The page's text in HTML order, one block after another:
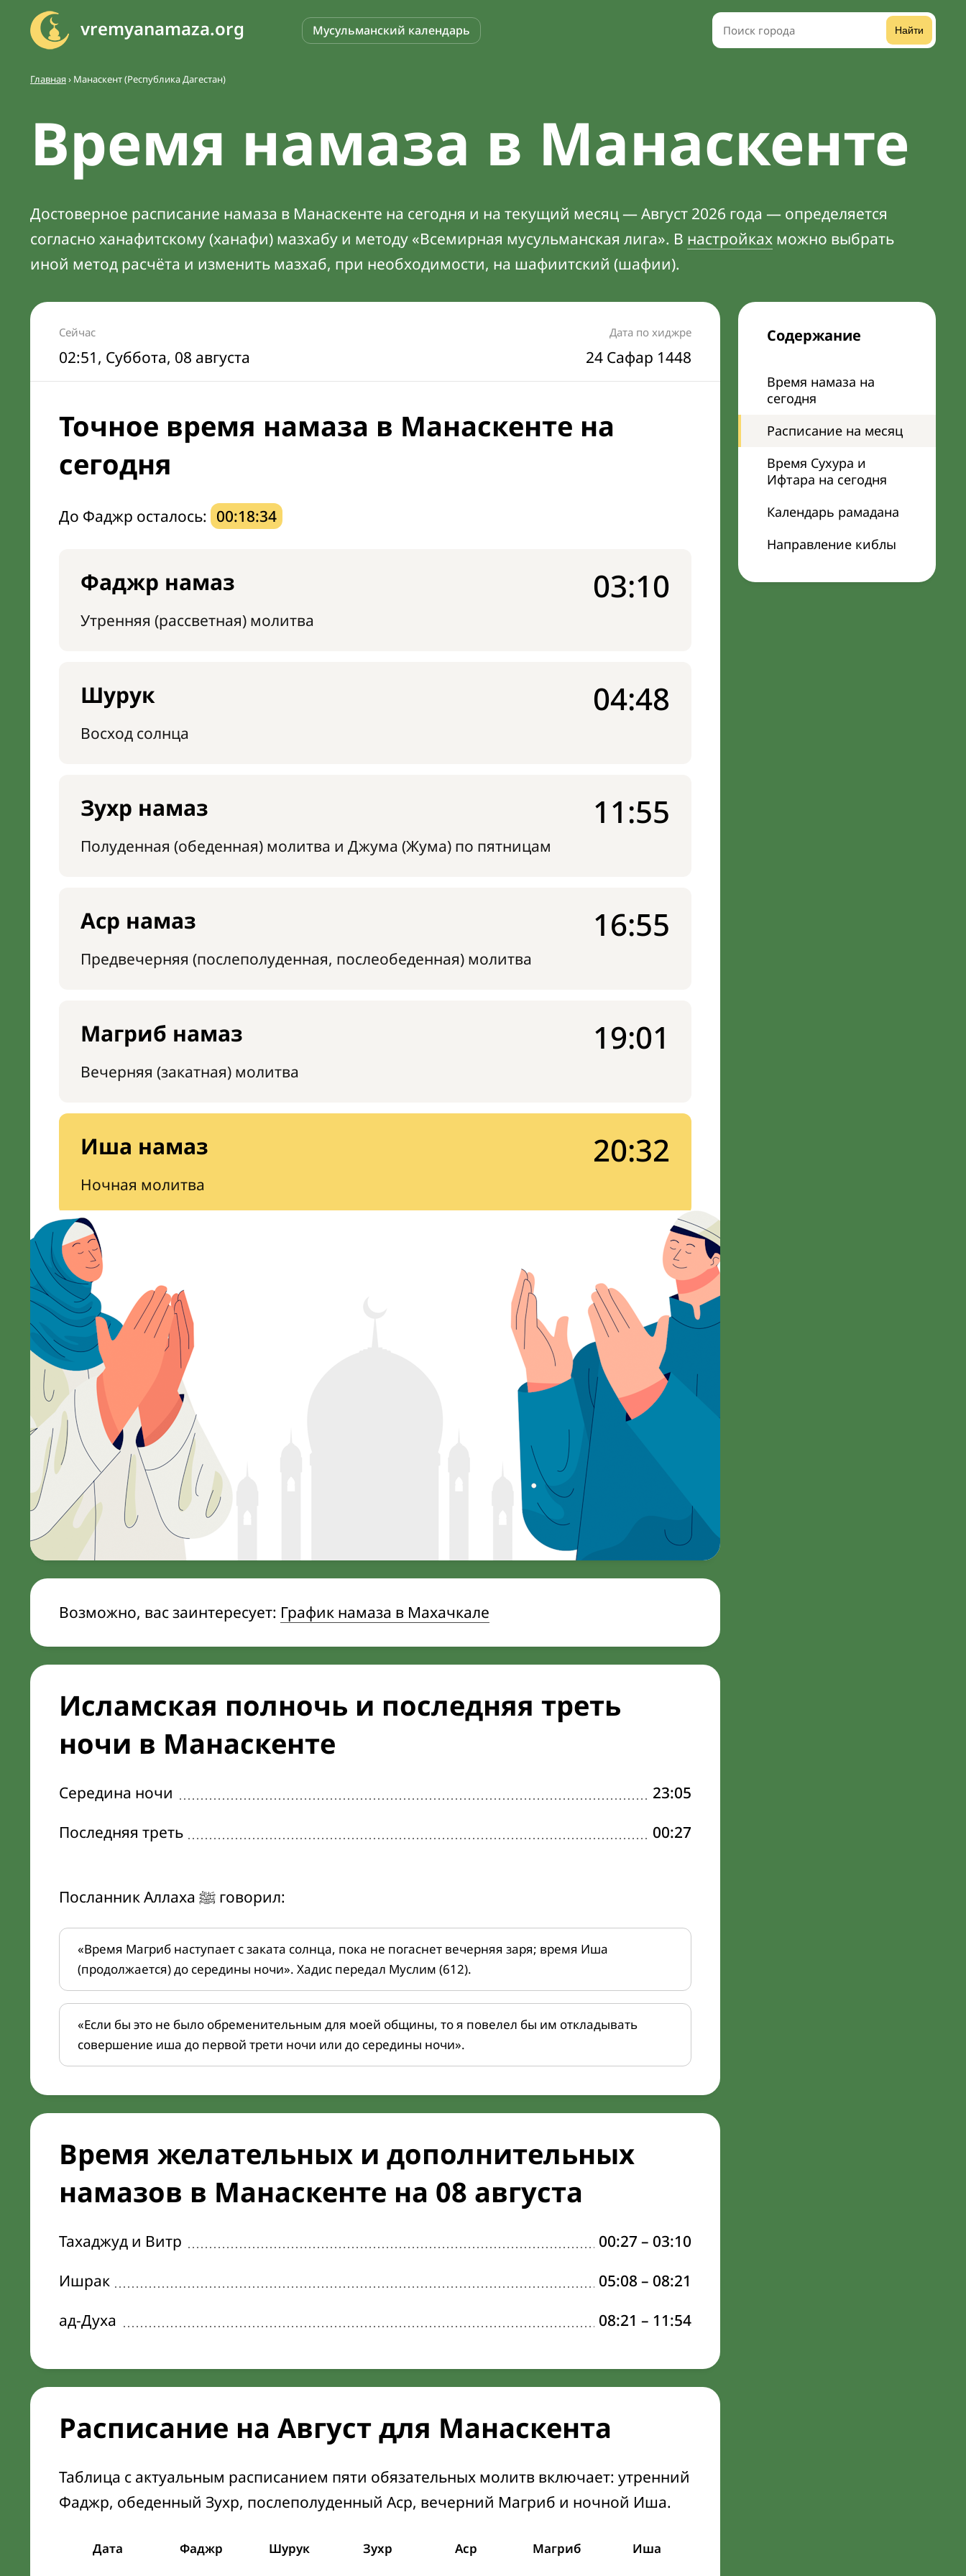
vremyanamaza.org Мусульманский календарь Найти
Главная› Манаскент (Республика Дагестан)
Время намаза в Манаскенте
Достоверное расписание намаза в Манаскенте на сегодня и на текущий месяц — Август 2026 года — определяется
согласно ханафитскому (ханафи) мазхабу и методу «Всемирная мусульманская лига». В настройках можно выбрать
иной метод расчёта и изменить мазхаб, при необходимости, на шафиитский (шафии).
Содержание
Время намаза на
сегодня
Расписание на месяц
Время Сухура и
Ифтара на сегодня
Календарь рамадана
Направление киблы
Сейчас
02:51, Суббота, 08 августа
Дата по хиджре
24 Сафар 1448
Точное время намаза в Манаскенте на
сегодня
До Фаджр осталось: 00:18:33
Фаджр намаз
Утренняя (рассветная) молитва
03:10
Шурук
Восход солнца
04:48
Зухр намаз
Полуденная (обеденная) молитва и Джума (Жума) по пятницам
11:55
Аср намаз
Предвечерняя (послеполуденная, послеобеденная) молитва
16:55
Магриб намаз
Вечерняя (закатная) молитва
19:01
Иша намаз
Ночная молитва
20:32
Возможно, вас заинтересует: График намаза в Махачкале
Исламская полночь и последняя треть
ночи в Манаскенте
Середина ночи
23:05
Последняя треть
00:27
Посланник Аллаха ﷺ говорил:
«Время Магриб наступает с заката солнца, пока не погаснет вечерняя заря; время Иша
(продолжается) до середины ночи». Хадис передал Муслим (612).
«Если бы это не было обременительным для моей общины, то я повелел бы им откладывать
совершение иша до первой трети ночи или до середины ночи».
Время желательных и дополнительных
намазов в Манаскенте на 08 августа
Тахаджуд и Витр 00:27– 03:10
Ишрак
05:08 – 08:21
ад-Духа
08:21 – 11:54
Расписание на Август для Манаскента
Таблица с актуальным расписанием пяти обязательных молитв включает: утренний
Фаджр, обеденный Зухр, послеполуденный Аср, вечерний Магриб и ночной Иша.
Дата Фаджр Шурук Зухр Аср Магриб Иша